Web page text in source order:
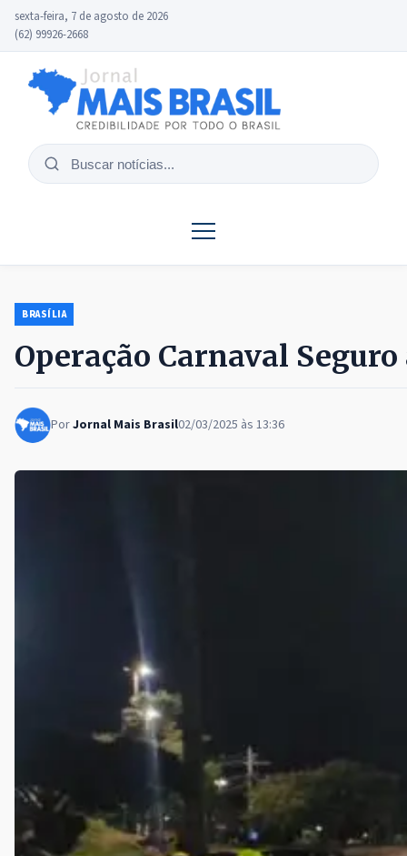
sexta-feira, 7 de agosto de 2026
(62) 99926-2668
Buscar
BRASÍLIA
Operação Carnaval
PorJornal Mais Brasil02/03/2025 às 13:36